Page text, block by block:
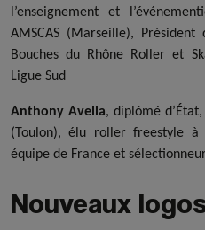
l’enseignement et
AMSCAS (Marseille),
Bouches du Rhône Roller et
Ligue Sud
Anthony Avella, diplômé
(Toulon), élu roller freestyle
équipe de France et sélectionneur
Nouveaux